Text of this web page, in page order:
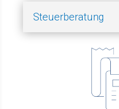
Steuerberatung